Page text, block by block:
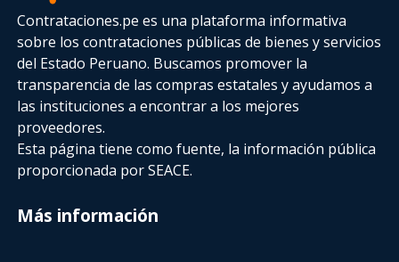
Contrataciones.pe es una plataforma informativa
sobre los contrataciones públicas de bienes y servicios
del Estado Peruano. Buscamos promover la
transparencia de las compras estatalesy ayudamos a
las instituciones a encontrar a los mejores
proveedores.
Esta página tiene como fuente, la información pública
proporcionada por SEACE.
Más información